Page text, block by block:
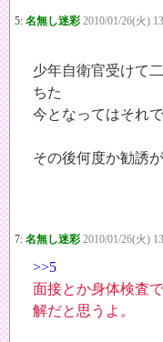
5: 名無し迷彩 2010/01/26(火)
少年自衛官受けて
ちた
今となってはそれ
その後何度か勧誘
7: 名無し迷彩 2010/01/26(火)
>>5
面接とか身体検査
解だと思うよ。